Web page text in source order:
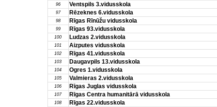
96 Ventspils 3.vidusskola
97 Rēzeknes 6.vidusskola
98 Rīgas Rīnūžu vidusskola
99 Rīgas 93.vidusskola
100 Ludzas 2.vidusskola
101 Aizputes vidusskola
102 Rīgas 41.vidusskola
103 Daugavpils 13.vidusskola
104 Ogres 1.vidusskola
105 Valmieras 2.vidusskola
106 Rīgas Juglas vidusskola
107 Rīgas Centra humanitārā vidusskola
108 Rīgas 22.vidusskola